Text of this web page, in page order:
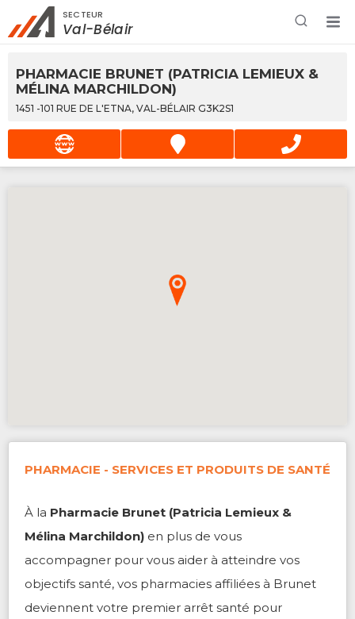
Rechercher à proximité - Entreprise / Rabais /
Services
SECTEUR
Val-Bélair
PHARMACIE BRUNET (PATRICIA LEMIEUX &
MÉLINA MARCHILDON)
1451 -101 RUE DE L'ETNA, VAL-BÉLAIR G3K2S1
PHARMACIE - SERVICES ET PRODUITS DE SANTÉ
À la Pharmacie Brunet (Patricia Lemieux &
Mélina Marchildon) en plus de vous
accompagner pour vous aider à atteindre vos
objectifs santé, vos pharmacies affiliées à Brunet
deviennent votre premier arrêt santé pour